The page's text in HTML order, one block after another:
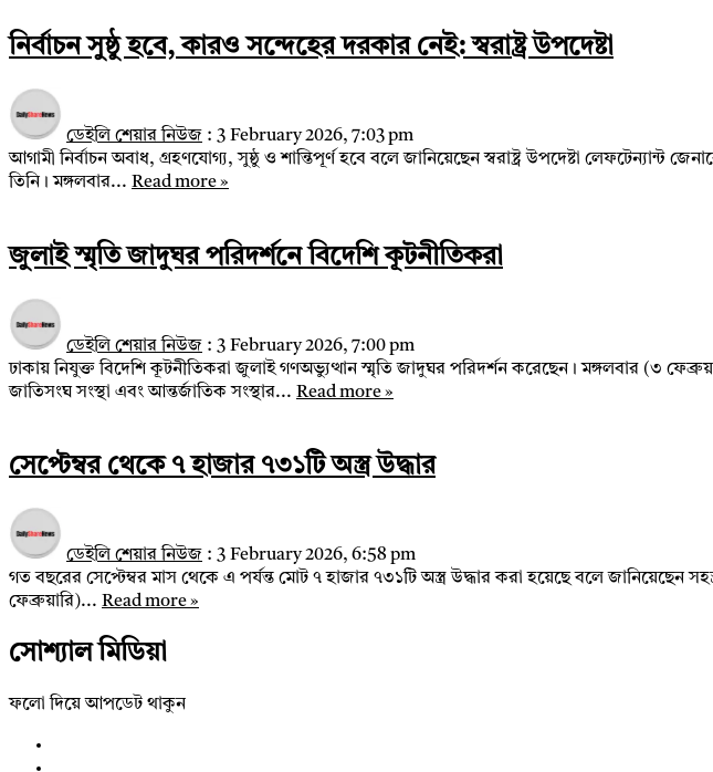
নির্বাচন সুষ্ঠু হবে, কারও সন্দেহের দরকার নেই: স্বরাষ্ট্র উপদেষ্টা
ডেইলি শেয়ার নিউজ : 3 February 2026, 7:03 pm
আগামী নির্বাচন অবাধ, গ্রহণযোগ্য, সুষ্ঠু ও শান্তিপূর্ণ হবে বলে জানিয়েছেন স্বরাষ্ট্র উপদেষ্টা
তিনি। মঙ্গলবার... Read more »
জুলাই স্মৃতি জাদুঘর পরিদর্শনে বিদেশি কূটনীতিকরা
ডেইলি শেয়ার নিউজ : 3 February 2026, 7:00 pm
ঢাকায় নিযুক্ত বিদেশি কূটনীতিকরা জুলাই গণঅভ্যুত্থান স্মৃতি জাদুঘর পরিদর্শন করেছেন। মঙ্গলবার (৩
জাতিসংঘ সংস্থা এবং আন্তর্জাতিক সংস্থার... Read more »
সেপ্টেম্বর থেকে ৭ হাজার ৭৩১টি অস্ত্র উদ্ধার
ডেইলি শেয়ার নিউজ : 3 February 2026, 6:58 pm
গত বছরের সেপ্টেম্বর মাস থেকে এ পর্যন্ত মোট ৭ হাজার ৭৩১টি অস্ত্র উদ্ধার করা হয়েছে বলে জানিয়েছেন
ফেব্রুয়ারি)... Read more »
সোশ্যাল মিডিয়া
ফলো দিয়ে আপডেট থাকুন